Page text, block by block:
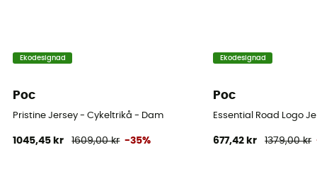
Ekodesignad
Poc
Pristine Jersey - Cykeltrikå - Dam
1045,45 kr 1609,00 kr -35%
Ekodesignad
Poc
Essential Road Logo
677,42 kr 1379,00 kr